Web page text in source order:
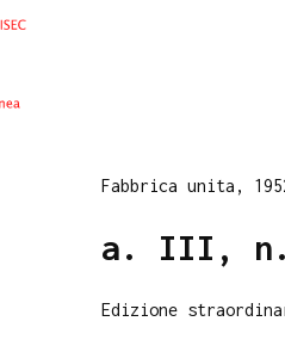
Fabbrica unita,
a. III, n.
Edizione